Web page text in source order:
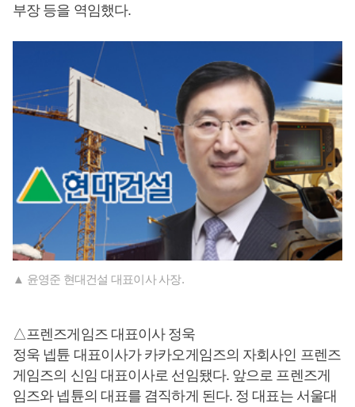
부장 등을 역임했다.
▲ 윤영준 현대건설 대표이사 사장.
△프렌즈게임즈 대표이사 정욱
정욱 넵튠 대표이사가 카카오게임즈의 자회사인 프렌즈
게임즈의 신임 대표이사로 선임됐다. 앞으로 프렌즈게
임즈와 넵튠의 대표를 겸직하게 된다. 정 대표는 서울대